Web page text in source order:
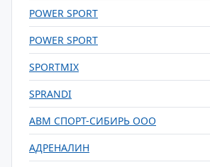
POWER SPORT
POWER SPORT
SPORTMIX
SPRANDI
АВМ СПОРТ-СИБИРЬ ООО
АДРЕНАЛИН